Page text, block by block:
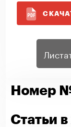
Номер
Статьи